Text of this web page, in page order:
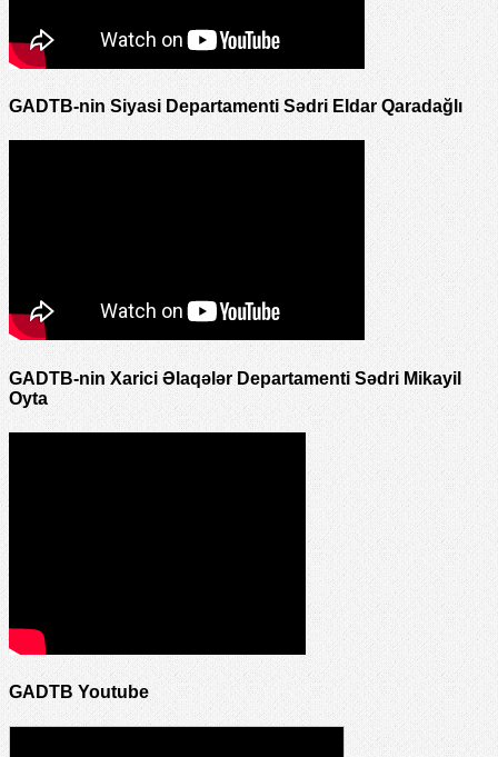
GADTB-nin Siyasi Departamenti Sədri Eldar Qaradağlı
GADTB-nin Xarici Əlaqələr Departamenti Sədri Mikayil
Oyta
GADTB Youtube